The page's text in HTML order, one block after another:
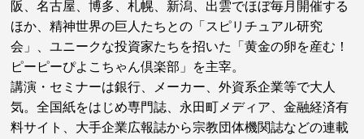
阪、名古屋、博多、札幌、新潟、出雲でほぼ毎月開催する
ほか、精神世界の巨人たちとの「スピリチュアル研究
会」、ユニークな投資家たちを招いた「黄金の卵を産む！
ピーピーぴよこちゃん倶楽部」を主宰。
講演・セミナーは銀行、メーカー、外資系企業等で大人
気。全国紙をはじめ専門誌、永田町メディア、金融経済有
料サイト、大手企業広報誌から宗教団体機関誌などの連載